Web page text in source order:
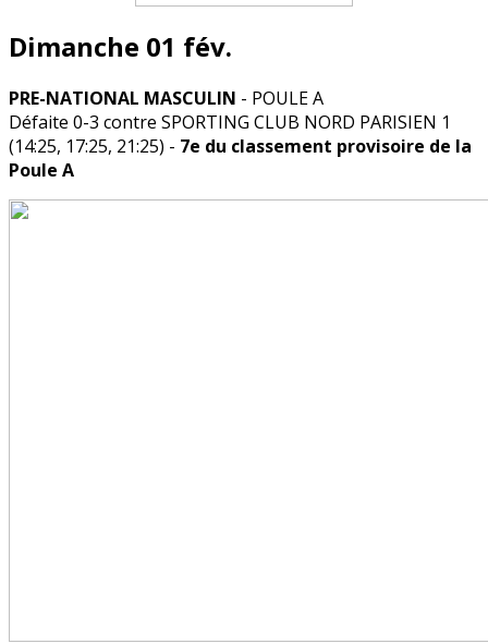
Dimanche 01 fév.
PRE-NATIONAL MASCULIN - POULE A
Défaite 0-3 contre SPORTING CLUB NORD PARISIEN 1
(14:25, 17:25, 21:25) - 7e du classement provisoire de la
Poule A